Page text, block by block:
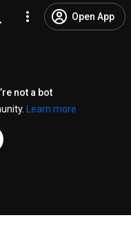
Open App
not a bot
Learn more